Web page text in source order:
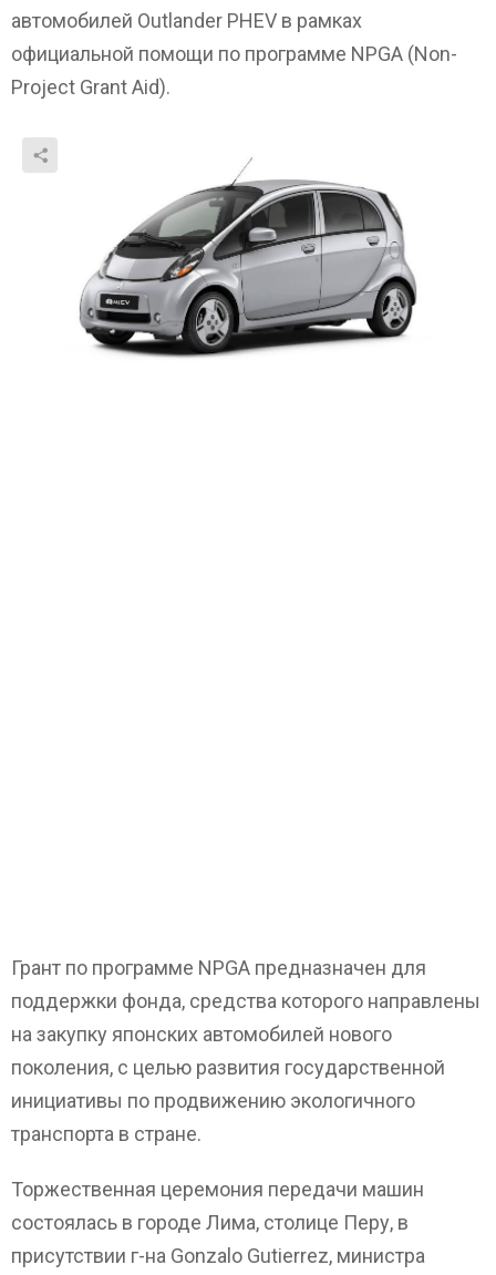
автомобилей Outlander PHEV в рамках
официальной помощи по программе NPGA (Non-
Project Grant Aid).
Грант по программе NPGA предназначен для
поддержки фонда, средства которого направлены
на закупку японских автомобилей нового
поколения, с целью развития государственной
инициативы по продвижению экологичного
транспорта в стране.
Торжественная церемония передачи машин
состоялась в городе Лима, столице Перу, в
присутствии г-на Gonzalo Gutierrez, министра